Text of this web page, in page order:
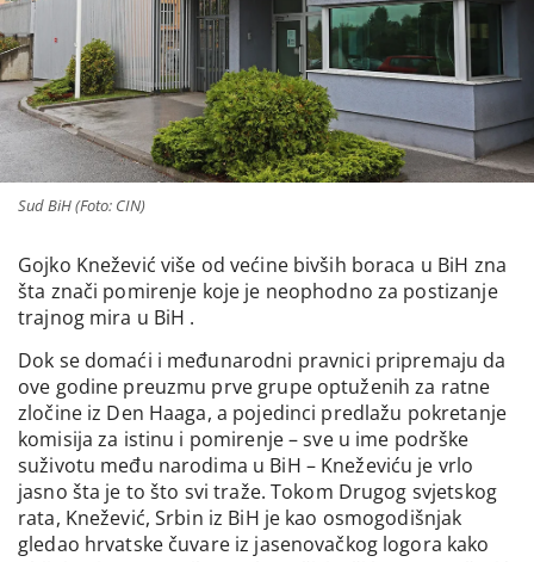
Sud BiH (Foto: CIN)
Gojko Knežević više od većine bivših boraca u BiH zna
šta znači pomirenje koje je neophodno za postizanje
trajnog mira u BiH .
Dok se domaći i međunarodni pravnici pripremaju da
ove godine preuzmu prve grupe optuženih za ratne
zločine iz Den Haaga, a pojedinci predlažu pokretanje
komisija za istinu i pomirenje – sve u ime podrške
suživotu među narodima u BiH – Kneževiću je vrlo
jasno šta je to što svi traže. Tokom Drugog svjetskog
rata, Knežević, Srbin iz BiH je kao osmogodišnjak
gledao hrvatske čuvare iz jasenovačkog logora kako